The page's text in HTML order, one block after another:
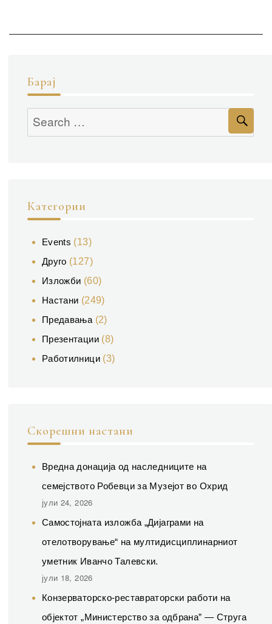
Барај
Search
for:
Категории
Events (13)
Друго (127)
Изложби (60)
Настани (249)
Предавања(2)
Презентации(8)
Работилници(3)
Скорешни настани
Вредна донација од наследниците на
семејството Робевци за Музејот во Охрид
јули 24, 2026
Самостојната изложба „Дијаграми на
отелотворување“ на мултидисциплинарниот
уметник Иванчо Талевски.
јули 18, 2026
Конзерваторско-реставраторски работи на
објектот „Министерство за одбрана” — Струга